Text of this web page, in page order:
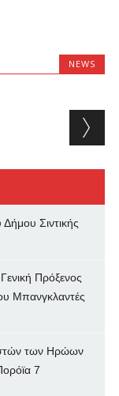
NEWS
Σιντικής
Πρόξενος
Μπανγκλαντές
των Ηρώων
7